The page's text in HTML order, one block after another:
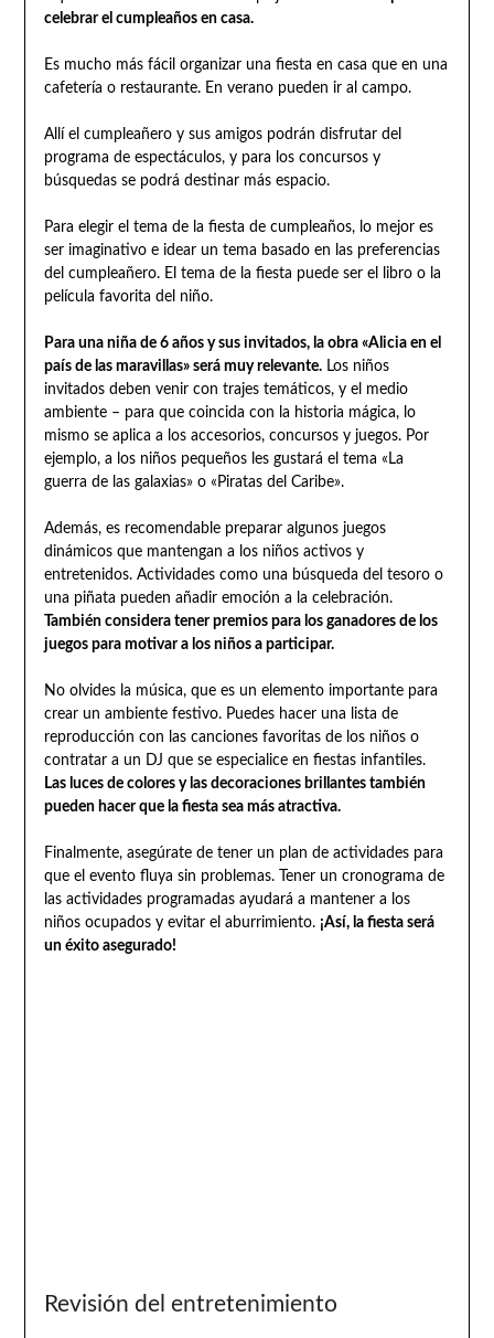
celebrar el cumpleaños en casa.
Es mucho más fácil organizar una fiesta en casa que en una
cafetería o restaurante. En verano pueden ir al campo.
Allí el cumpleañero y sus amigos podrán disfrutar del
programa de espectáculos, y para los concursos y
búsquedas se podrá destinar más espacio.
Para elegir el tema de la fiesta de cumpleaños, lo mejor es
ser imaginativo e idear un tema basado en las preferencias
del cumpleañero. El tema de la fiesta puede ser el libro o la
película favorita del niño.
Para una niña de 6 años y sus invitados, la obra «Alicia en el
país de las maravillas» será muy relevante.Los niños
invitados deben venir con trajes temáticos, y el medio
ambiente – para que coincida con la historia mágica, lo
mismo se aplica a los accesorios, concursos y juegos. Por
ejemplo, a los niños pequeños les gustará el tema «La
guerra de las galaxias» o «Piratas del Caribe».
Además, es recomendable preparar algunos juegos
dinámicos que mantengan a los niños activos y
entretenidos. Actividades como una búsqueda del tesoro o
una piñata pueden añadir emoción a la celebración.
También considera tener premios para los ganadores de los
juegos para motivar a los niños a participar.
No olvides la música, que es un elemento importante para
crear un ambiente festivo. Puedes hacer una lista de
reproducción con las canciones favoritas de los niños o
contratar a un DJ que se especialice en fiestas infantiles.
Las luces de colores y las decoraciones brillantes también
pueden hacer que la fiesta sea más atractiva.
Finalmente, asegúrate de tener un plan de actividades para
que el evento fluya sin problemas. Tener un cronograma de
las actividades programadas ayudará a mantener a los
niños ocupados y evitar el aburrimiento. ¡Así, la fiesta será
un éxito asegurado!
Revisión del entretenimiento